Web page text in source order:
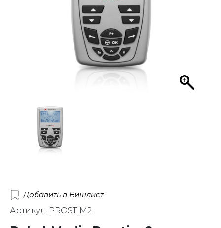
Добавить в Вишлист
Артикул: PROSTIM2